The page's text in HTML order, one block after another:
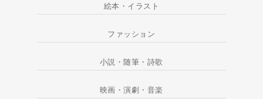
絵本・イラスト
ファッション
小説・随筆・詩歌
映画・演劇・音楽